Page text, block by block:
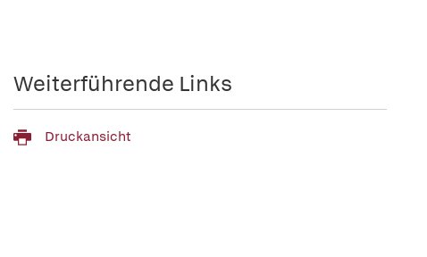
Weiterführende Links
Druckansicht